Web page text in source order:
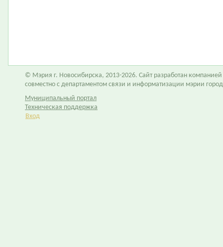
© Мэрия г. Новосибирска, 2013-2026. Сайт разработан компанией
совместно с департаментом связи и информатизации мэрии
Муниципальный портал
Техническая поддержка
Вход